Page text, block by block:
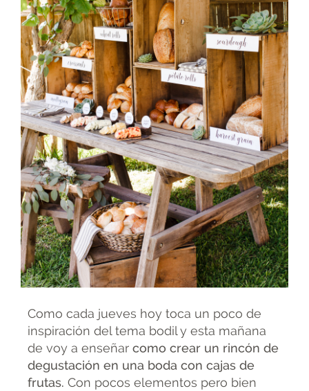
Como cada jueves hoy toca un poco de
inspiración del tema bodil y esta mañana
de voy a enseñar como crear un rincón de
degustación en una boda con cajas de
frutas. Con pocos elementos pero bien